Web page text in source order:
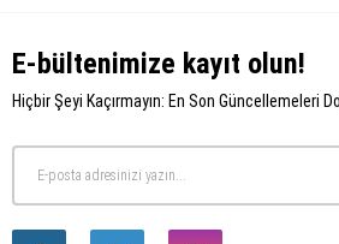
E-bültenimize kayıt olun!
Hiçbir Şeyi Kaçırmayın: En Son Güncellemeleri